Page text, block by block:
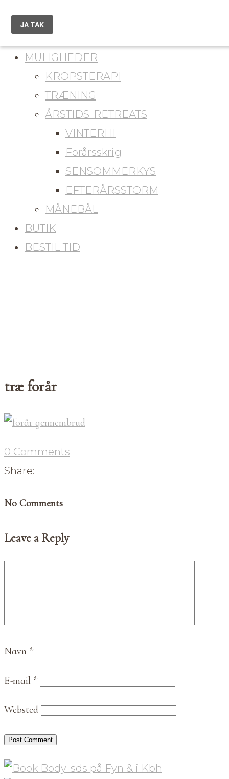
du er her
MULIGHEDER
KROPSTERAPI
TRÆNING
ÅRSTIDS-RETREATS
VINTERHI
Forårsskrig
SENSOMMERKYS
EFTERÅRSSTORM
MÅNEBÅL
BUTIK
BESTIL TID
træ forår
0 Comments
Share:
No Comments
Leave a Reply
Navn *
E-mail *
Websted